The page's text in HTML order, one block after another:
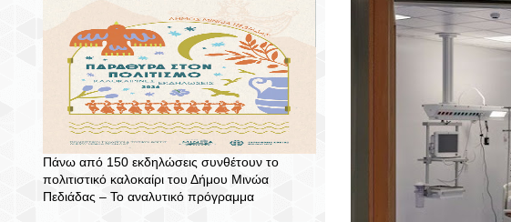
Πάνω από 150 εκδηλώσεις συνθέτουν το
πολιτιστικό καλοκαίρι του Δήμου Μινώα
Πεδιάδας – To αναλυτικό πρόγραμμα